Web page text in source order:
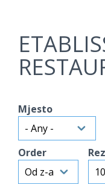
Mjesto
Order